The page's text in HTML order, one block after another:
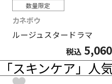
数量限定
カネボウ
ルージュスタードラマ
税込 5,060
「スキンケア」人